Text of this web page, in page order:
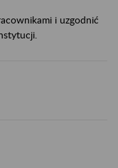
i uzgodnić